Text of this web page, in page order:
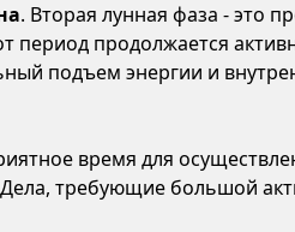
. Вторая лунная фаза - это
период продолжается
подъем энергии и
время для
требующие большой